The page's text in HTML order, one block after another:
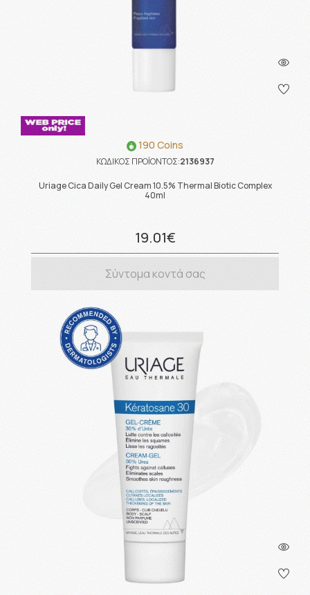
190 Coins
ΚΩΔΙΚΟΣ ΠΡΟΪΟΝΤΟΣ:2136937
Uriage Cica Daily Gel Cream 10.5% Thermal Biotic Complex
40ml
19.01€
Σύντομα κοντά σας